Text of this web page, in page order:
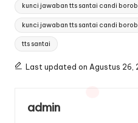
kunci jawaban tts santai candi
kunci jawaban tts santai candi
tts santai
Last updated on Agustus 26,
admin